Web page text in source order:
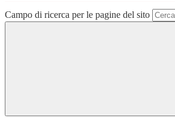
Campo di ricerca per le pagine del sito